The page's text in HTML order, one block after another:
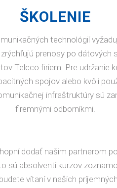
ŠKOLENIE
technológií
prenosy po dátových
Telcco firiem. Pre udržanie
spojov alebo kvôli
infraštruktúry sú
firemnými odborníkmi.
dodať našim partnerom
sú absolventi kurzov
vítaní v našich